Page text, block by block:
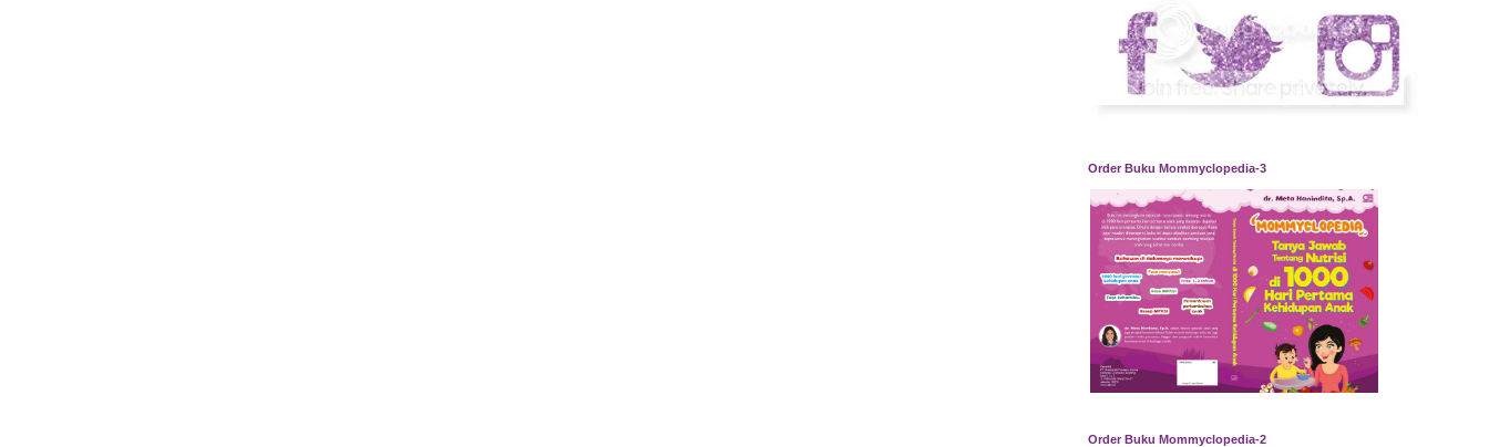
Order Buku Mommyclopedia-3
Order Buku Mommyclopedia-2